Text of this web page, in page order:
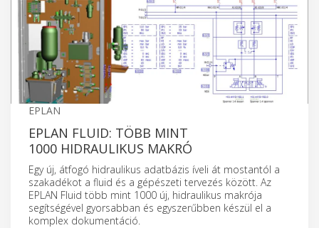
EPLAN
EPLAN FLUID: TÖBB MINT
1000 HIDRAULIKUS MAKRÓ
Egy új, átfogó hidraulikus adatbázis íveli át mostantól a
szakadékot a fluid és a gépészeti tervezés között. Az
EPLAN Fluid több mint 1000 új, hidraulikus makrója
segítségével gyorsabban és egyszerűbben készül el a
komplex dokumentáció.